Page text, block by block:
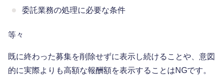
委託業務の処理に必要な条件
等々
既に終わった募集を削除せずに表示し続けることや、意図
的に実際よりも高額な報酬額を表示することはNGです。